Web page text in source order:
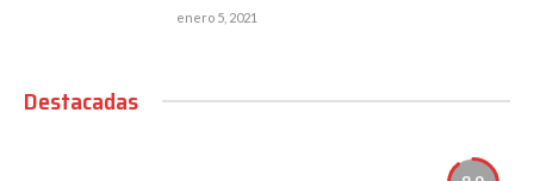
enero 5, 2021
Destacadas